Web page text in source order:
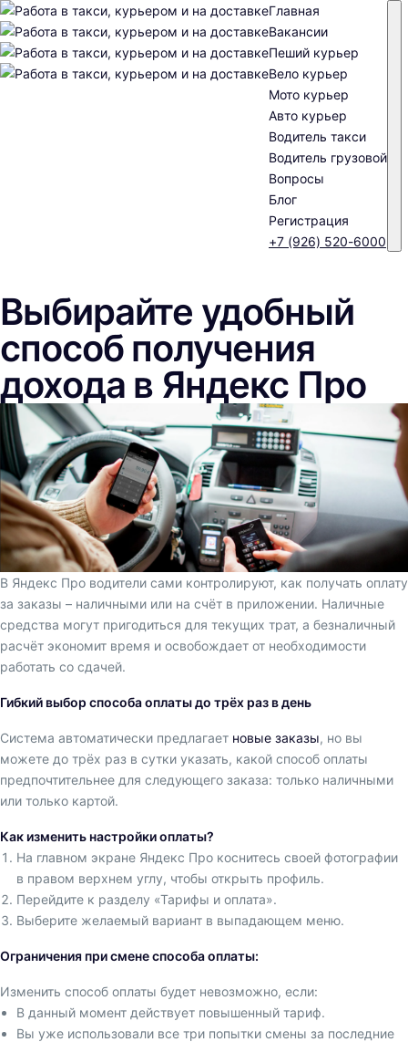
Главная
Вакансии
Пеший курьер
Вело курьер
Мото курьер
Авто курьер
Водитель такси
Водитель грузовой
Вопросы
Блог
Регистрация
+7 (926) 520-6000
Выбирайте удобный
способ получения
дохода в Яндекс Про
В Яндекс Про водители сами контролируют, как получать оплату
за заказы – наличными или на счёт в приложении. Наличные
средства могут пригодиться для текущих трат, а безналичный
расчёт экономит время и освобождает от необходимости
работать со сдачей.
Гибкий выбор способа оплаты до трёх раз в день
Система автоматически предлагает новые заказы, но вы
можете до трёх раз в сутки указать, какой способ оплаты
предпочтительнее для следующего заказа: только наличными
или только картой.
Как изменить настройки оплаты?
На главном экране Яндекс Про коснитесь своей фотографии
в правом верхнем углу, чтобы открыть профиль.
Перейдите к разделу «Тарифы и оплата».
Выберите желаемый вариант в выпадающем меню.
Ограничения при смене способа оплаты:
Изменить способ оплаты будет невозможно, если:
В данный момент действует повышенный тариф.
Вы уже использовали все три попытки смены за последние